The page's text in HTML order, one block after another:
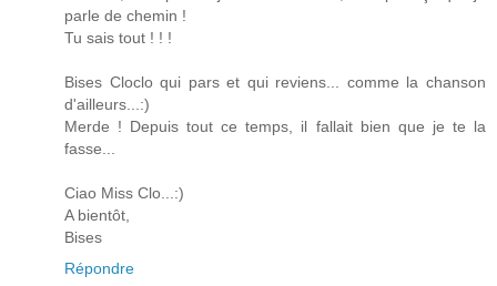
parle de chemin !
Tu sais tout ! ! !
Bises Cloclo qui pars et qui reviens... comme la chanson
d'ailleurs...:)
Merde ! Depuis tout ce temps, il fallait bien que je te la
fasse...
Ciao Miss Clo...:)
A bientôt,
Bises
Répondre